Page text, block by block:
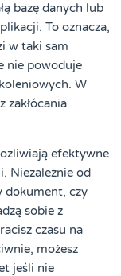
bazę danych lub
To oznacza,
w taki sam
nie powoduje
W
zakłócania
efektywne
Niezależnie od
dokument, czy
sobie z
czasu na
możesz
jeśli nie